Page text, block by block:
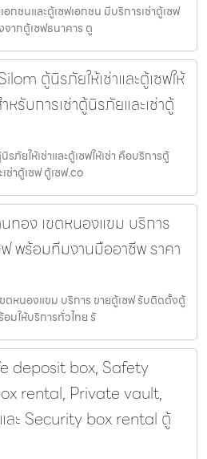
กชนและตู้เซฟเอกชน มีบริการเช่าตู้เซฟ
ากตู้เซฟธนาคาร ตู
ตู้นิรภัยให้เช่าและตู้เซฟให้
รับการเช่าตู้นิรภัยและเช่าตู้
ยให้เช่าและตู้เซฟให้เช่า คือบริการตู้
ช่าตู้เซฟ ตู้เซฟ.co
ทอง เขตหนองแขม บริการ
พร้อมทีมงานมืออาชีพ ราคา
ตหนองแขม บริการ ขายตู้เซฟ รับติดตั้งตู้
มให้บริการทั่วไทย รั
deposit box, Safety
rental, Private vault,
ะ Security box rental ตู้